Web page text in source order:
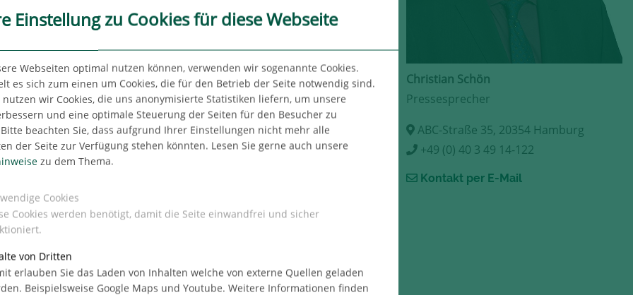
ins
Die
Angermann Real Estate Advisory AG.
Christian Schön
Pressesprecher
ABC-Straße 35, 20354 Hamburg
+49 (0) 40 3 49 14-122
Kontakt per E-Mail
Einstellung zu Cookies für diese Webseite
Webseiten optimal nutzen können, verwenden wir sogenannte Cookies.
es sich zum einen um Cookies, die für den Betrieb der Seite notwendig sind.
wir Cookies, die uns anonymisierte Statistiken liefern, um unsere
und eine optimale Steuerung der Seiten für den Besucher zu
beachten Sie, dass aufgrund Ihrer Einstellungen nicht mehr alle
der Seite zur Verfügung stehen könnten. Lesen Sie gerne auch unsere
zu dem Thema.
Cookies
Cookies werden benötigt, damit die Seite einwandfrei und sicher
von Dritten
erlauben Sie das Laden von Inhalten welche von externe Quellen geladen
Beispielsweise Google Maps und Youtube. Weitere Informationen finden